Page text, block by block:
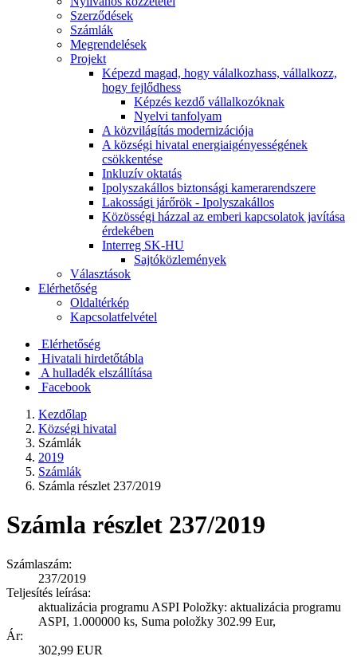
Szerződések
Számlák
Megrendelések
Projekt
Képezd magad, hogy válalkozhass, vállalkozz,
hogy fejlődhess
Képzés kezdő vállalkozóknak
Nyelvi tanfolyam
A közvilágítás modernizációja
A községi hivatal energiaigényességének
csökkentése
Inkluzív oktatás
Ipolyszakállos biztonsági kamerarendszere
Lakossági járőrök - Ipolyszakállos
Közösségi házzal az emberi kapcsolatok javítása
érdekében
Interreg SK-HU
Sajtóközlemények
Választások
Elérhetőség
Oldaltérkép
Kapcsolatfelvétel
Elérhetőség
Hivatali hirdetőtábla
A hulladék elszállítása
Facebook
Kezdőlap
Községi hivatal
Számlák
2019
Számlák
Számla részlet 237/2019
Számla részlet 237/2019
Számlaszám:
237/2019
Teljesítés leírása:
aktualizácia programu ASPI Položky: aktualizácia programu
ASPI, 1.000000 ks, Suma položky 302.99 Eur,
Ár:
302,99 EUR